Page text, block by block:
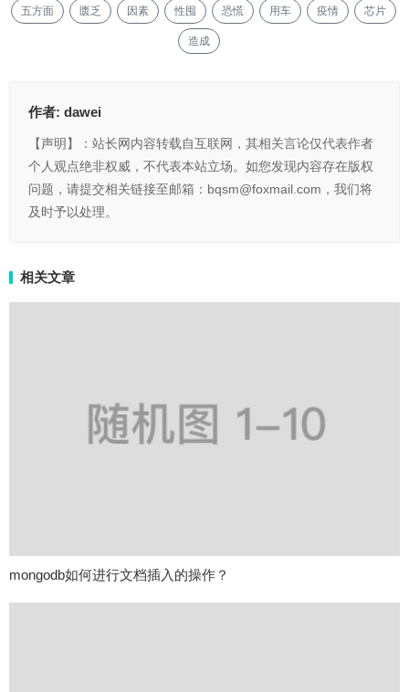
五方面 匮乏 因素 性囤 恐慌 用车 疫情 芯片
造成
作者: dawei
【声明】：站长网内容转载自互联网，其相关言论仅代表作者
个人观点绝非权威，不代表本站立场。如您发现内容存在版权
问题，请提交相关链接至邮箱：bqsm@foxmail.com，我们将
及时予以处理。
相关文章
mongodb如何进行文档插入的操作？